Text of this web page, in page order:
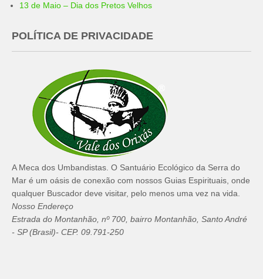
13 de Maio – Dia dos Pretos Velhos
POLÍTICA DE PRIVACIDADE
A Meca dos Umbandistas. O Santuário Ecológico da Serra do
Mar é um oásis de conexão com nossos Guias Espirituais, onde
qualquer Buscador deve visitar, pelo menos uma vez na vida.
Nosso Endereço
Estrada do Montanhão, nº 700, bairro Montanhão, Santo André
- SP (Brasil)- CEP. 09.791-250